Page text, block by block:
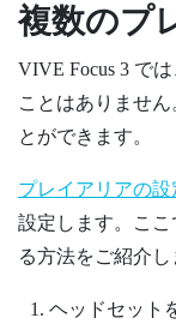
複数のプ
VIVE Focus 3 で
ことはありませ
とができます。
プレイアリアの設
設定します。こ
る方法をご紹介し
ヘッドセット